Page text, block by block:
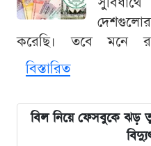
করেছি। তবে মনে
বিস্তারিত
বিল নিয়ে ফেসবুকে ঝড়